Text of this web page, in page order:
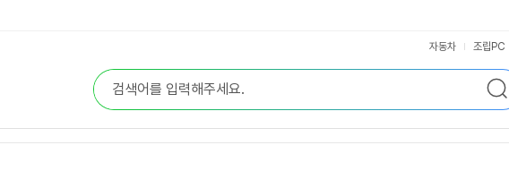
합
검
색
검
색
자동차 조립PC